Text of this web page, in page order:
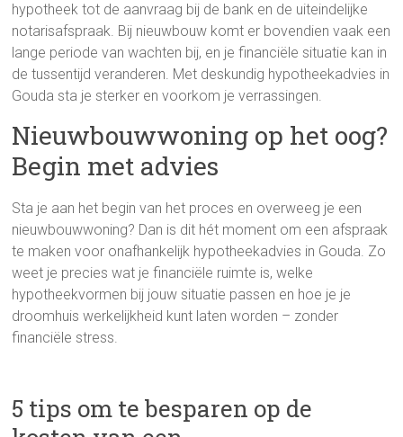
hypotheek tot de aanvraag bij de bank en de uiteindelijke
notarisafspraak. Bij nieuwbouw komt er bovendien vaak een
lange periode van wachten bij, en je financiële situatie kan in
de tussentijd veranderen. Met deskundig hypotheekadvies in
Gouda sta je sterker en voorkom je verrassingen.
Nieuwbouwwoning op het oog?
Begin met advies
Sta je aan het begin van het proces en overweeg je een
nieuwbouwwoning? Dan is dit hét moment om een afspraak
te maken voor onafhankelijk hypotheekadvies in Gouda. Zo
weet je precies wat je financiële ruimte is, welke
hypotheekvormen bij jouw situatie passen en hoe je je
droomhuis werkelijkheid kunt laten worden – zonder
financiële stress.
5 tips om te besparen op de